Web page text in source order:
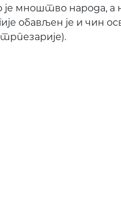
мноштво народа, а
обављен је и чин